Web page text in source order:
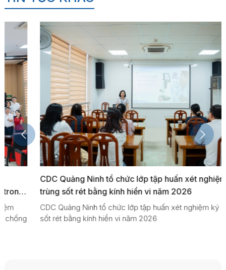
CDC Quảng Ninh tổ chức lớp tập huấn xét nghiệm ký sinh
trùng sốt rét bằng kính hiển vi năm 2026
CDC Quảng Ninh tổ chức lớp tập huấn xét nghiệm ký sinh trùng
sốt rét bằng kính hiển vi năm 2026